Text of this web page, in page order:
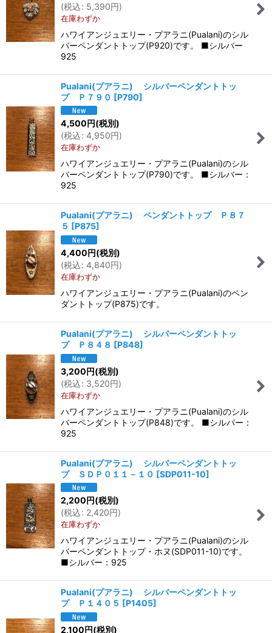
(税込: 5,390円)
在庫わずか
ハワイアンジュエリー・プアラニ(Pualani)のシル
バーペンダントトップ(P920)です。 ■シルバー
925
Pualani(プアラニ) シルバーペンダントトッ
プ Ｐ７９０ [P790]
4,500円(税別)
(税込: 4,950円)
在庫わずか
ハワイアンジュエリー・プアラニ(Pualani)のシル
バーペンダントトップ(P790)です。 ■シルバー：
925
Pualani(プアラニ) ペンダントトップ Ｐ８７
５ [P875]
4,400円(税別)
(税込: 4,840円)
在庫わずか
ハワイアンジュエリー・プアラニ(Pualani)のペン
ダントトップ(P875)です。
Pualani(プアラニ) シルバーペンダントトッ
プ Ｐ８４８ [P848]
3,200円(税別)
(税込: 3,520円)
在庫わずか
ハワイアンジュエリー・プアラニ(Pualani)のシル
バーペンダントトップ(P848)です。 ■シルバー：
925
Pualani(プアラニ) シルバーペンダントトッ
プ ＳＤＰ０１１－１０ [SDP011-10]
2,200円(税別)
(税込: 2,420円)
在庫わずか
ハワイアンジュエリー・プアラニ(Pualani)のシル
バーペンダントトップ・ホヌ(SDP011-10)です。
■シルバー：925
Pualani(プアラニ) シルバーペンダントトッ
プ Ｐ１４０５ [P1405]
2,100円(税別)